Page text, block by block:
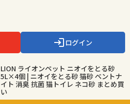
ログイン
LION ライオンペット ニオイをとる砂
5L×4個 | ニオイをとる砂 猫砂 ベントナ
イト 消臭 抗菌 猫トイレ ネコ砂 まとめ買
い